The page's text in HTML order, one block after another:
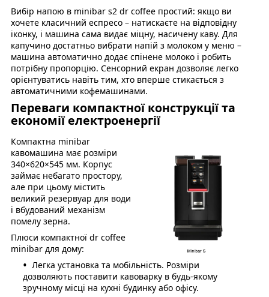
Вибір напою в minibar s2 dr coffee простий: якщо ви
хочете класичний еспресо – натискаєте на відповідну
іконку, і машина сама видає міцну, насичену каву. Для
капучино достатньо вибрати напій з молоком у меню –
машина автоматично додає спінене молоко і робить
потрібну пропорцію. Сенсорний екран дозволяє легко
орієнтуватись навіть тим, хто вперше стикається з
автоматичними кофемашинами.
Переваги компактної конструкції та
економії електроенергії
Компактна minibar
кавомашина має розміри
340×620×545 мм. Корпус
займає небагато простору,
але при цьому містить
великий резервуар для води
і вбудований механізм
помелу зерна.
Плюси компактної dr coffee
minibar для дому:
Легка установка та мобільність. Розміри
дозволяють поставити кавоварку в будь-якому
зручному місці на кухні будинку або офісу.